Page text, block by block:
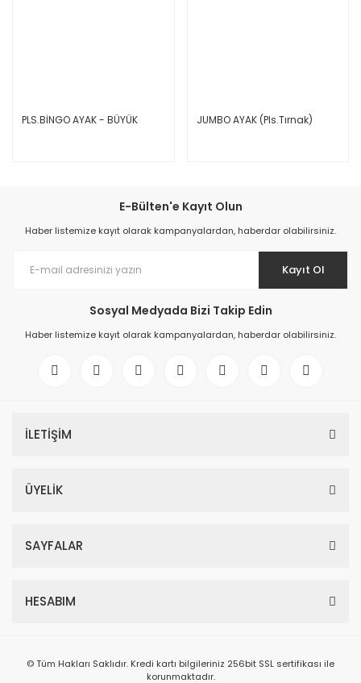
PLS.BİNGO AYAK - BÜYÜK JUMBO AYAK (Pls.Tırnak)
E-Bülten'e Kayıt Olun
Haber listemize kayıt olarak kampanyalardan, haberdar olabilirsiniz.
Kayıt Ol
Sosyal Medyada Bizi Takip Edin
Haber listemize kayıt olarak kampanyalardan, haberdar olabilirsiniz.
İLETİŞİM
ÜYELİK
SAYFALAR
HESABIM
© Tüm Hakları Saklıdır. Kredi kartı bilgileriniz 256bit SSL sertifikası ile
korunmaktadır.